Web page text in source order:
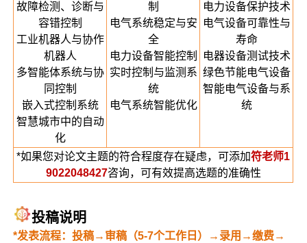
故障检测、诊断与
容错控制
工业机器人与协作
机器人
多智能体系统与协
同控制
嵌入式控制系统
智慧城市中的自动
化
制
电气系统稳定与安
全
电力设备智能控制
实时控制与监测系
统
电气系统智能优化
电力设备保护技术
电气设备可靠性与
寿命
电器设备测试技术
绿色节能电气设备
智能电气设备与系
统
*如果您对论文主题的符合程度存在疑虑，可添加符老师1
9022048427咨询，可有效提高选题的准确性
投稿说明
*发表流程：投稿→审稿（5-7个工作日）→录用→缴费→